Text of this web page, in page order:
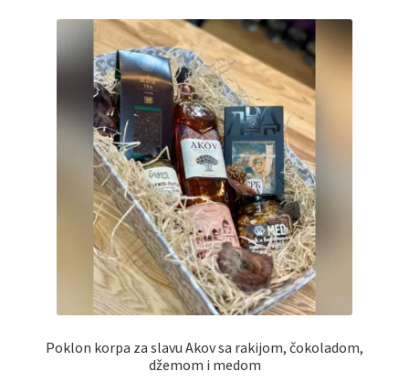
Terms Conditions
Uredjenje doma
Poklon korpa za slavu Akov sa rakijom, čokoladom,
džemom i medom